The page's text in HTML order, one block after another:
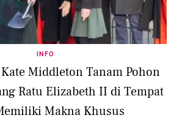
INFO
Middleton Tanam Pohon
Ratu Elizabeth II di Tempat
Makna Khusus